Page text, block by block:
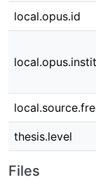
local.opus.id
thesis.level
Files